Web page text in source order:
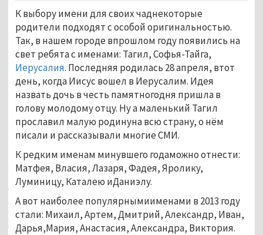
К выбору имени для своих чаднекоторые
родители подходят с особой оригинальностью.
Так, в нашем городе впрошлом году появились на
свет ребята с именами: Тагил, Софья-Тайга,
Иерусалия. Последняя родилась 28 апреля, втот
день, когда Иисус вошел в Иерусалим. Идея
назвать дочь в честь памятногодня пришла в
голову молодому отцу. Ну а маленький Тагил
прославил малую родинуна всю страну, о нём
писали и рассказывали многие СМИ.
К редким именам минувшего годаможно отнести:
Матфея, Власия, Лазаря, Фадея, Яролику,
Луминицу, Каталею иДаниэлу.
А вот наиболее популярнымиименами в 2013 году
стали: Михаил, Артем, Дмитрий, Александр, Иван,
Дарья,Мария, Анастасия, Александра, Виктория.